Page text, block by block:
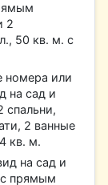
2
50 кв. м. с
номера или
на сад и
спальни,
2 ванные
кв. м.
на сад и
с прямым